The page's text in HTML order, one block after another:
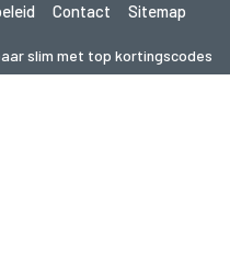
Contact Sitemap
slim met top kortingscodes